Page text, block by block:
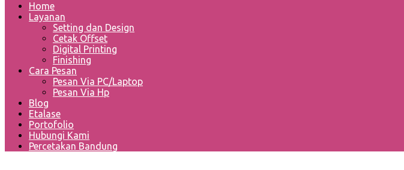
Home
Layanan
Setting dan Design
Cetak Offset
Digital Printing
Finishing
Cara Pesan
Pesan Via PC/Laptop
Pesan Via Hp
Blog
Etalase
Portofolio
Hubungi Kami
Percetakan Bandung